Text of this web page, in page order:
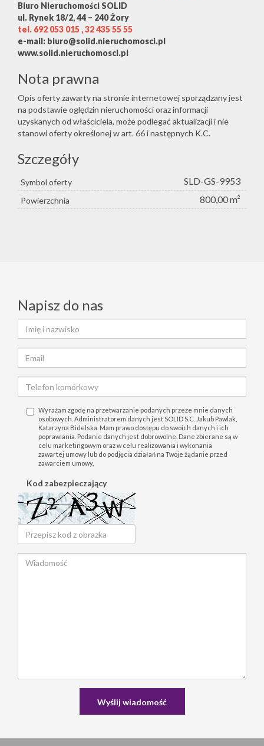
Biuro Nieruchomości SOLID
ul. Rynek 18/2, 44 – 240 Żory
tel. 692 053 015 , 32 435 55 55
e-mail: biuro@solid.nieruchomosci.pl
www.solid.nieruchomosci.pl
Nota prawna
Opis oferty zawarty na stronie internetowej sporządzany jest
na podstawie oględzin nieruchomości oraz informacji
uzyskanych od właściciela, może podlegać aktualizacji i nie
stanowi oferty określonej w art. 66 i następnych K.C.
Szczegóły
Symbol oferty SLD-GS-9953
Powierzchnia 800,00 m²
Napisz do nas
Wyrażam zgodę na przetwarzanie podanych przeze mnie danych
osobowych. Administratorem danych jest SOLID S.C. Jakub Pawlak,
Katarzyna Bidelska. Mam prawo dostępu do swoich danych i ich
poprawiania. Podanie danych jest dobrowolne. Dane zbierane są w
celu marketingowym oraz w celu realizowania i wykonania
zawartej umowy lub do podjęcia działań na Twoje żądanie przed
zawarciem umowy.
Kod zabezpieczający